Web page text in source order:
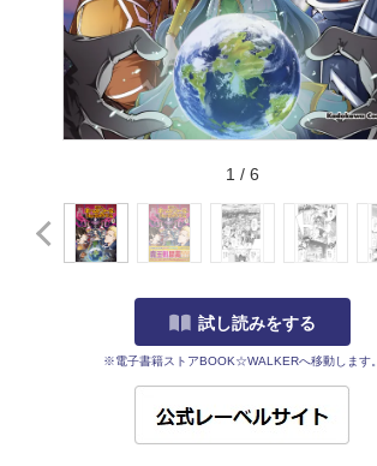
1 / 6
試し読みをする
※電子書籍ストアBOOK☆WALKERへ移動します。